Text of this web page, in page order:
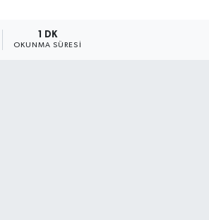
1 DK
OKUNMA SÜRESI